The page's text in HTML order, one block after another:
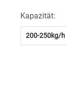
Kapazität:
200-250kg/h